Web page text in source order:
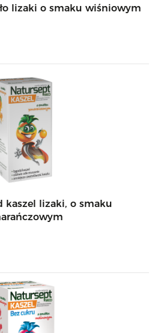
lizaki o smaku wiśniowym
kaszel lizaki, o smaku